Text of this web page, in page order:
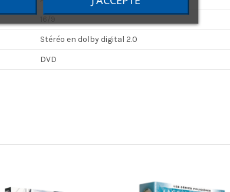
Stéréo en dolby digital 2.0
DVD